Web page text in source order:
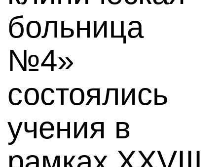
больница
№4»
состоялись
учения в